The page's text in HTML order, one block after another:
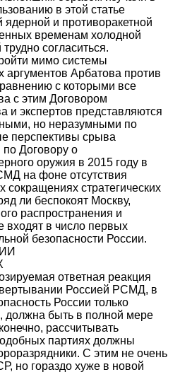
в этой статье
и противоракетной
временам холодной
согласиться.
мимо системы
аргументов Арбатова против
с которыми все
с этим Договором
и экспертов представляются
но неразумными по
перспективы срыва
Договору о
оружия в 2015 году в
на фоне отсутствия
сокращениях стратегических
ли беспокоят Москву,
распространения и
входят в число первых
безопасности России.
ответная реакция
Россией РСМД, в
России только
должна быть в полной мере
рассчитывать
партиях должны
С этим не очень
но гораздо хуже в новой